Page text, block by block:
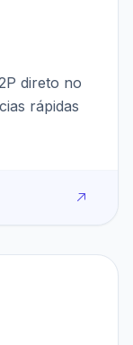
direto no
rápidas